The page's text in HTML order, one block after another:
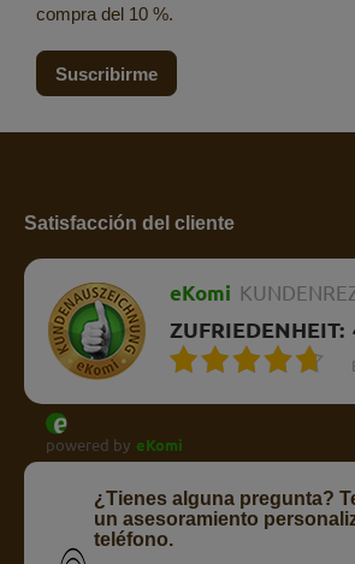
compra del 10 %.
Suscribirme
Satisfacción del cliente
eKomi
ZUFRIEDENHEIT:
powered by eKomi
¿Tienes alguna pregunta?
un asesoramiento
teléfono.